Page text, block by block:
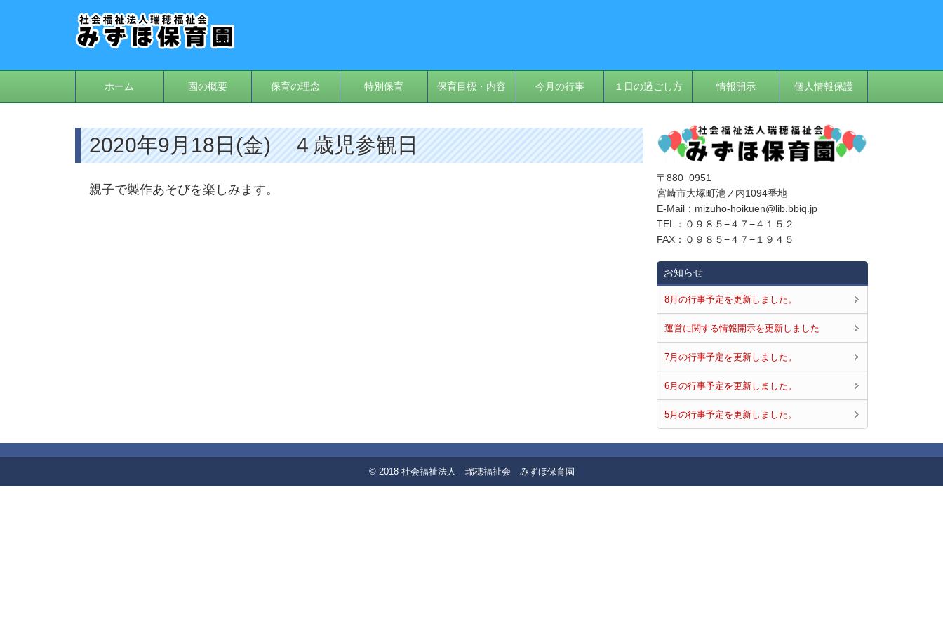
ホーム 園の概要 保育の理念 特別保育 保育目標・内容 今月の行事 １日の過ごし方 情報開示 個人情報保護
2020年9月18日(金) ４歳児参観日
親子で製作あそびを楽しみます。
〒880−0951
宮崎市大塚町池ノ内1094番地
E‐Mail：mizuho-hoikuen@lib.bbiq.jp
TEL：０９８５−４７−４１５２
FAX：０９８５−４７−１９４５
お知らせ
8月の行事予定を更新しました。
運営に関する情報開示を更新しました
7月の行事予定を更新しました。
6月の行事予定を更新しました。
5月の行事予定を更新しました。
© 2018 社会福祉法人 瑞穂福祉会 みずほ保育園